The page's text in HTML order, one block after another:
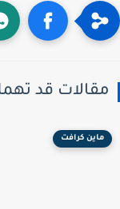
قد تهمك
ماين كرافت